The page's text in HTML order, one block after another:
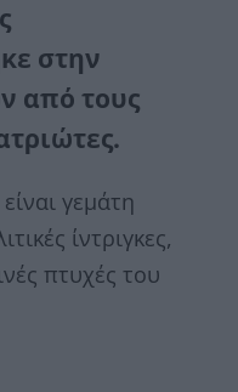
στην
από τους
γεμάτη
ίντριγκες,
πτυχές του